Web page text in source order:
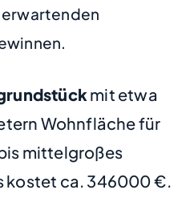
erwartenden
mit etwa
Wohnfläche für
mittelgroßes
kostet ca. 346000 €.